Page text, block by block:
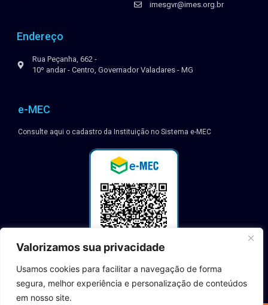
Valorizamos sua privacidade
Usamos cookies para facilitar a navegação de forma
segura, melhor experiência e personalização de conteúdos
em nosso site.
imesgvr@imes.org.br
Endereço
Rua Peçanha, 662 -
10º andar - Centro, Governador Valadares - MG
e-MEC
Consulte aqui o cadastro da Instituição no Sistema e-MEC